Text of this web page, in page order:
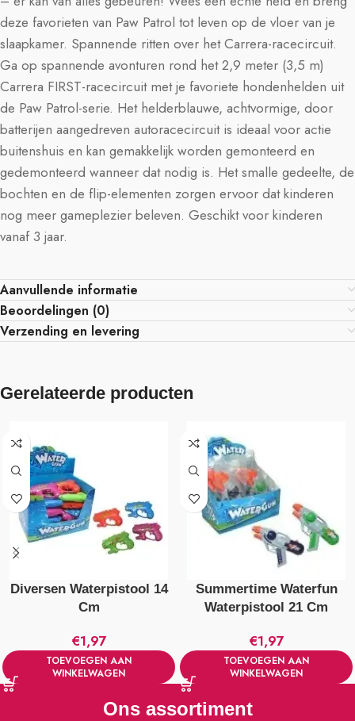
deze favorieten van Paw Patrol tot leven op de vloer van je
slaapkamer. Spannende ritten over het Carrera-racecircuit.
Ga op spannende avonturen rond het 2,9 meter (3,5 m)
Carrera FIRST-racecircuit met je favoriete hondenhelden uit
de Paw Patrol-serie. Het helderblauwe, achtvormige, door
batterijen aangedreven autoracecircuit is ideaal voor actie
buitenshuis en kan gemakkelijk worden gemonteerd en
gedemonteerd wanneer dat nodig is. Het smalle gedeelte, de
bochten en de flip-elementen zorgen ervoor dat kinderen
nog meer gameplezier beleven. Geschikt voor kinderen
vanaf 3 jaar.
Aanvullende informatie
Beoordelingen (0)
Verzending en levering
Gerelateerde producten
Diversen Waterpistool 14
Cm
€1,97
TOEVOEGEN AAN
WINKELWAGEN
Summertime Waterfun
Waterpistool 21 Cm
€1,97
TOEVOEGEN AAN
WINKELWAGEN
Ons assortiment